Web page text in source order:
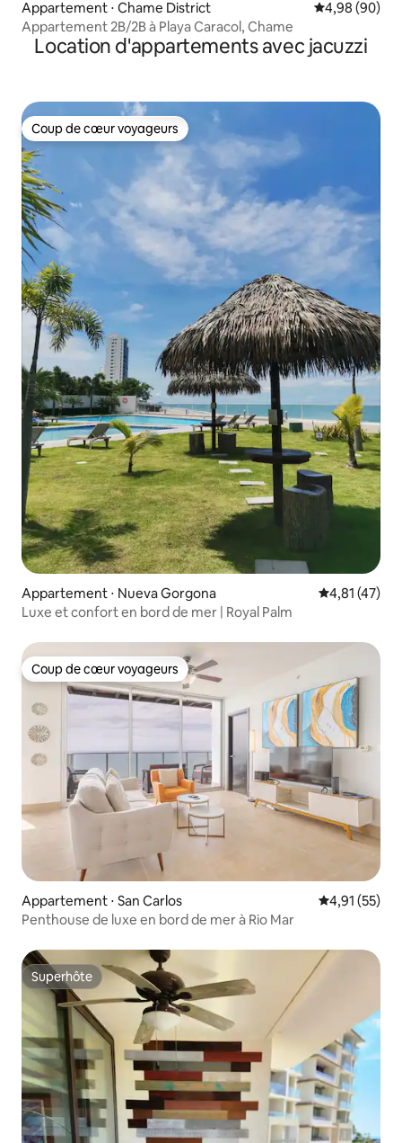
Appartement ⋅ Chame District Évaluation
4,98 (90)
Appartement 2B/2B à Playa Caracol, Chame
Location d'appartements avec jacuzzi
Coup de cœur voyageurs
Coup de cœur voyageurs
Appartement ⋅ Nueva Gorgona Évaluation
4,81 (47)
Luxe et confort en bord de mer | Royal Palm
Coup de cœur voyageurs
Coup de cœur voyageurs
Appartement ⋅ San Carlos Évaluation
4,91 (55)
Penthouse de luxe en bord de mer à Rio Mar
Superhôte
Superhôte